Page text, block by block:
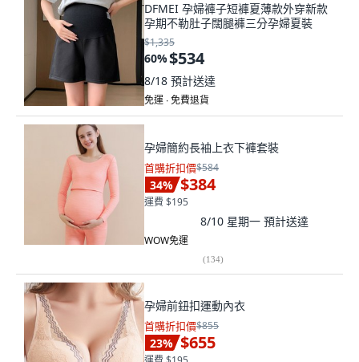
DFMEI 孕婦褲子短褲夏薄款外穿新款
孕期不勒肚子闊腿褲三分孕婦夏裝
$1,335
60%$534
8/18 預計送達
免運 ∙ 免費退貨
孕婦簡約長袖上衣下褲套裝
首購折扣價$584
34% $384
運費 $195
8/10 星期一 預計送達
WOW免運
(134)
孕婦前鈕扣運動內衣
首購折扣價$855
23% $655